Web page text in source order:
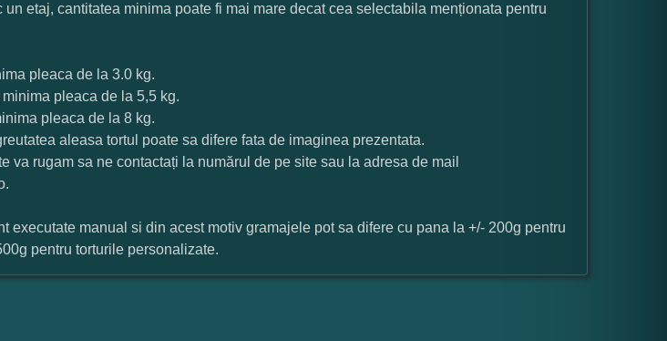
un etaj, cantitatea minima poate fi mai mare decat cea selectabila menționata pentru
pleaca de la 3.0 kg.
pleaca de la 5,5 kg.
pleaca de la 8 kg.
aleasa tortul poate sa difere fata de imaginea prezentata.
va rugam sa ne contactați la numărul de pe site sau la adresa de mail
executate manual si din acest motiv gramajele pot sa difere cu pana la +/- 200g pentru
pentru torturile personalizate.